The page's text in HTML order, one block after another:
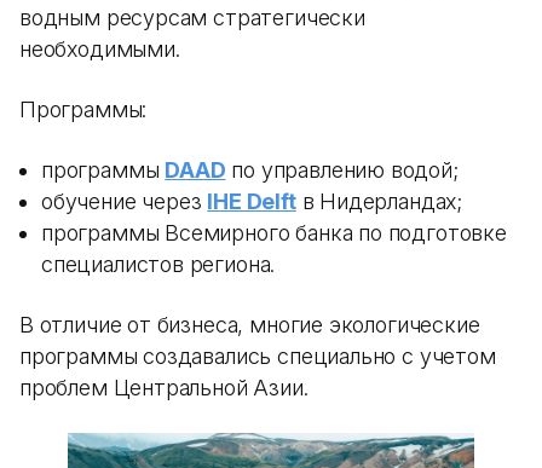
водным ресурсам стратегически
необходимыми.
Программы:
программы DAAD по управлению водой;
обучение через IHE Delftв Нидерландах;
программы Всемирного банка по подготовке
специалистов региона.
В отличие от бизнеса, многие экологические
программы создавались специально с учетом
проблем Центральной Азии.